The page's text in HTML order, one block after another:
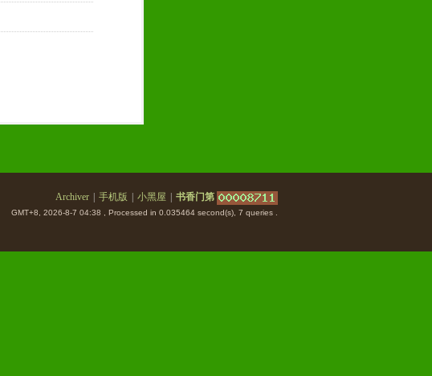
Archiver 手机版 小黑屋 书香门第
GMT+8, 2026-8-7 04:38 , Processed in 0.035464 second(s), 7 queries .